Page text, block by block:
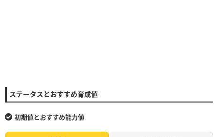
ステータスとおすすめ育成値
初期値とおすすめ能力値